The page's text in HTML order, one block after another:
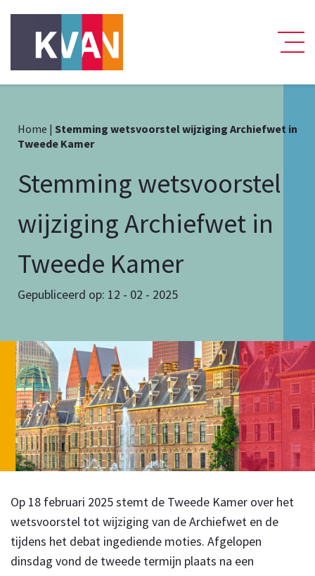
Home | Stemming wetsvoorstel wijziging Archiefwet in
Tweede Kamer
Stemming wetsvoorstel
wijziging Archiefwet in
Tweede Kamer
Gepubliceerd op: 12 - 02 - 2025
Op 18 februari 2025 stemt de Tweede Kamer over het
wetsvoorstel tot wijziging van de Archiefwet en de
tijdens het debat ingediende moties. Afgelopen
dinsdag vond de tweede termijn plaats na een